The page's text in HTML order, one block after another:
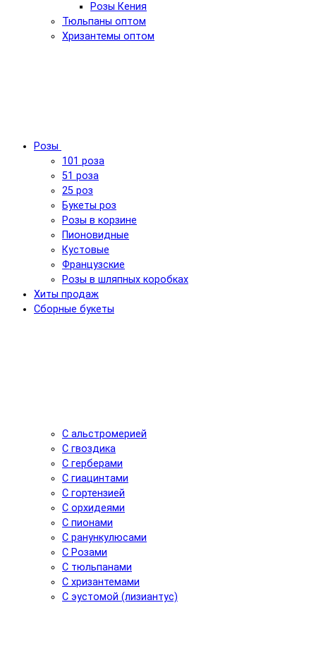
Розы Кения
Тюльпаны оптом
Хризантемы оптом
Розы
101 роза
51 роза
25 роз
Букеты роз
Розы в корзине
Пионовидные
Кустовые
Французские
Розы в шляпных коробках
Хиты продаж
Сборные букеты
С альстромерией
С гвоздика
С герберами
С гиацинтами
С гортензией
С орхидеями
С пионами
С ранункулюсами
С Розами
С тюльпанами
С хризантемами
С эустомой (лизиантус)